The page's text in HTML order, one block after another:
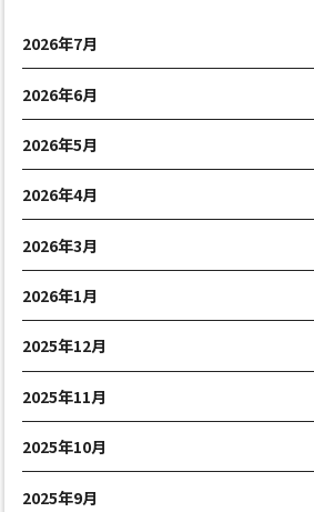
2026年7月
2026年6月
2026年5月
2026年4月
2026年3月
2026年1月
2025年12月
2025年11月
2025年10月
2025年9月